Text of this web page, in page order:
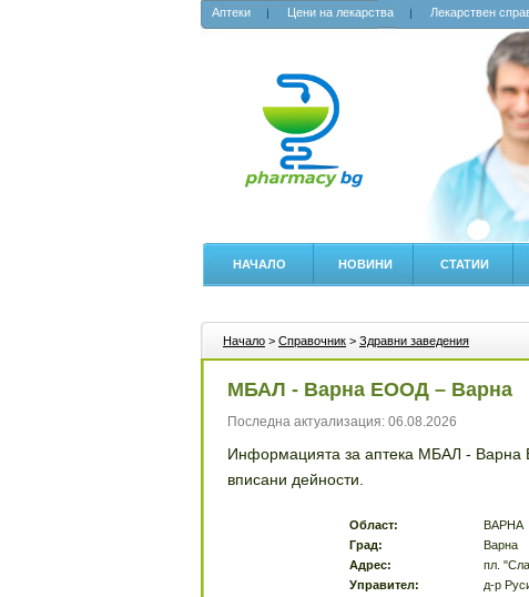
Аптеки Цени на лекарства Лекарствен
НАЧАЛО НОВИНИ СТАТИИ
Начало > Справочник > Здравни заведения
МБАЛ - Варна ЕООД – Варна
Последна актуализация: 06.08.2026
Информацията за аптека МБАЛ - Варна
вписани дейности.
Област:
ВАРНА
Град:
Варна
Адрес:
пл.
Управител:
д-р